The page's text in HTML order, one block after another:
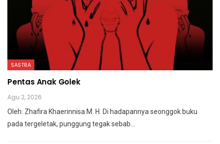
SASTRA
Pentas Anak Golek
Agu 2, 2026
Oleh: Zhafira Khaerinnisa M. H. Di hadapannya seonggok buku
pada tergeletak, punggung tegaksebab…